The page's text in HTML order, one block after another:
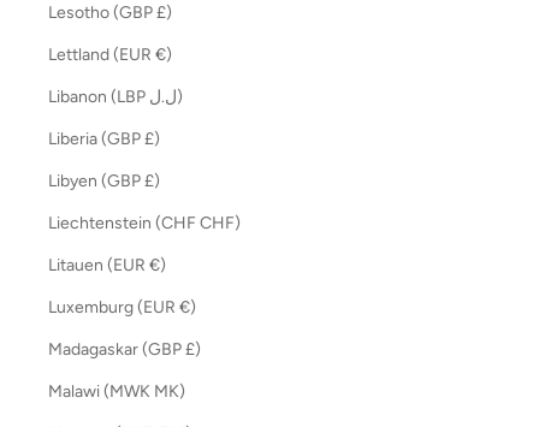
Lesotho (GBP £)
Lettland (EUR €)
Libanon (LBP ل.ل)
Liberia (GBP £)
Libyen (GBP £)
Liechtenstein (CHF CHF)
Litauen (EUR €)
Luxemburg (EUR €)
Madagaskar (GBP £)
Malawi (MWK MK)